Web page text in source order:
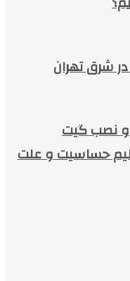
شرق تهران
و نصب گیت
حساسیت و علت